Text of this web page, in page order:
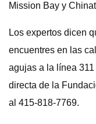
Mission Bay y
Los expertos dicen
encuentres en las
agujas a la línea
directa de la
al 415-818-7769.